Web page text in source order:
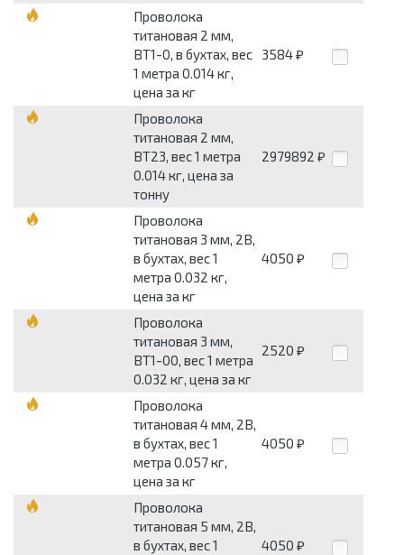
Проволока
титановая 2 мм,
ВТ1-0, в бухтах, вес
1 метра 0.014 кг,
цена за кг
3584 ₽
Проволока
титановая 2 мм,
ВТ23, вес 1 метра
0.014 кг, цена за
тонну
2979892 ₽
Проволока
титановая 3 мм, 2В,
в бухтах, вес 1
метра 0.032 кг,
цена за кг
4050 ₽
Проволока
титановая 3 мм,
ВТ1-00, вес 1 метра
0.032 кг, цена за кг
2520 ₽
Проволока
титановая 4 мм, 2В,
в бухтах, вес 1
метра 0.057 кг,
цена за кг
4050 ₽
Проволока
титановая 5 мм, 2В,
в бухтах, вес 1
4050 ₽